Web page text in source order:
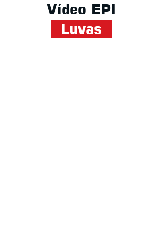
Vídeo EPI
Luvas